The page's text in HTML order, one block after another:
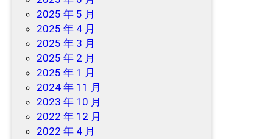
2025 年 5 月
2025 年 4 月
2025 年 3 月
2025 年 2 月
2025 年 1 月
2024 年 11 月
2023 年 10 月
2022 年 12 月
2022 年 4 月